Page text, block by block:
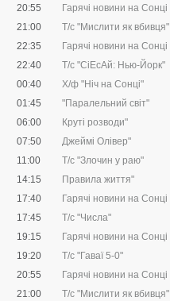
20:55
Гарячі новини на Сонці
21:00
Т/с "Мислити як вбивця"
22:35
Гарячі новини на Сонці
22:40
Т/с "CіЕсАй: Нью-Йорк"
00:40
Х/ф "Ніч на Сонці"
01:45
"Паралельний світ"
06:00
Круті розводи"
07:50
Джеймі Олівер"
11:00
Т/с "Злочин у раю"
14:15
Правила життя"
17:40
Гарячі новини на Сонці
17:45
Т/с "Числа"
19:15
Гарячі новини на Сонці
19:20
Т/с "Гаваї 5-0"
20:55
Гарячі новини на Сонці
21:00
Т/с "Мислити як вбивця"